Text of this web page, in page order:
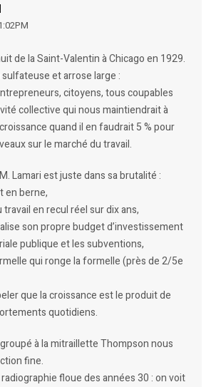
de la Saint-Valentin à Chicago en 1929.
sulfateuse et arrose large :
citoyens, tous coupables
collective qui nous maintiendrait à
quand il en faudrait 5 % pour
sur le marché du travail.
Lamari est juste dans sa brutalité :
en berne,
en recul réel sur dix ans,
son propre budget d’investissement
publique et les subventions,
qui ronge la formelle (près de 2/5e
que la croissance est le produit de
quotidiens.
à la mitraillette Thompson nous
fine.
floue des années 30 : on voit